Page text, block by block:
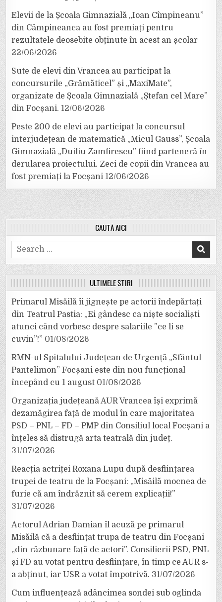
Elevii de la Școala Gimnazială „Ioan Cîmpineanu”
din Câmpineanca au fost premiați pentru
rezultatele deosebite obținute în acest an școlar
22/06/2026
Sute de elevi din Vrancea au participat la
concursurile „Grămăticel” și „MaxiMate”,
organizate de Școala Gimnazială „Ștefan cel Mare”
din Focșani. 12/06/2026
Peste 200 de elevi au participat la concursul
interjudețean de matematică „Micul Gauss”, Școala
Gimnazială „Duiliu Zamfirescu” fiind parteneră în
derularea proiectului. Zeci de copii din Vrancea au
fost premiați la Focșani 12/06/2026
CAUTĂ AICI
Search
for:
ULTIMELE ȘTIRI
Primarul Misăilă îi jignește pe actorii îndepărtați
din Teatrul Pastia: „Ei gândesc ca niște socialiști
atunci când vorbesc despre salariile ”ce li se
cuvin”!” 01/08/2026
RMN-ul Spitalului Județean de Urgență „Sfântul
Pantelimon” Focșani este din nou funcțional
începând cu 1 august 01/08/2026
Organizația județeană AUR Vrancea își exprimă
dezamăgirea față de modul în care majoritatea
PSD – PNL – FD – PMP din Consiliul local Focșani a
înțeles să distrugă arta teatrală din județ.
31/07/2026
Reacția actriței Roxana Lupu după desființarea
trupei de teatru de la Focșani: „Misăilă mocnea de
furie că am îndrăznit să cerem explicații!”
31/07/2026
Actorul Adrian Damian îl acuză pe primarul
Misăilă că a desființat trupa de teatru din Focșani
„din răzbunare față de actori”. Consilierii PSD, PNL
și FD au votat pentru desființare, în timp ce AUR s-
a abținut, iar USR a votat împotrivă. 31/07/2026
Cum influențează adâncimea sondei sub oglinda